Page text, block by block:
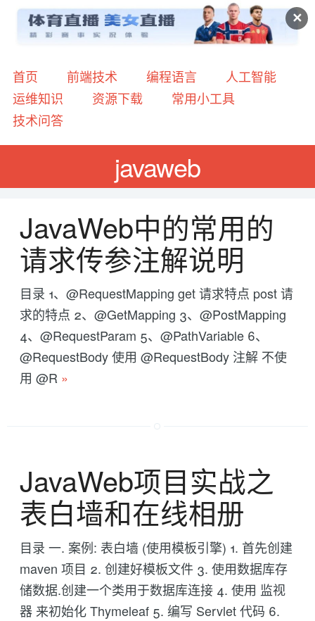
✕
首页 前端技术 编程语言
人工智能
运维知识
资源下载
常用小工具
技术问答
javaweb
JavaWeb中的常用的
请求传参注解说明
目录 1、@RequestMapping get 请求特点 post 请
求的特点 2、@GetMapping 3、@PostMapping
4、@RequestParam 5、@PathVariable 6、
@RequestBody 使用 @RequestBody 注解 不使
用 @R »
JavaWeb项目实战之
表白墙和在线相册
目录 一. 案例: 表白墙 (使用模板引擎) 1. 首先创建
maven 项目 2. 创建好模板文件 3. 使用数据库存
储数据.创建一个类用于数据库连接 4. 使用 监视
器 来初始化 Thymeleaf 5. 编写 Servlet 代码 6.